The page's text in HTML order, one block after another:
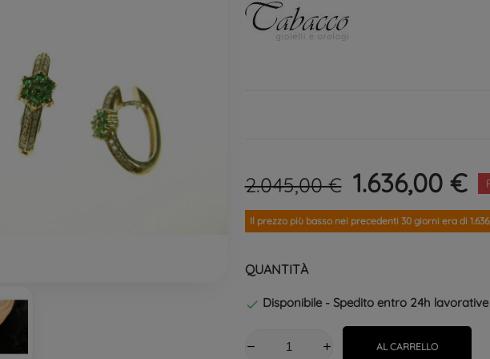
2.045,00 € 1.636,00 €
Il prezzo più basso nei precedenti 30 giorni era di
QUANTITÀ
 Disponibile - Spedito entro 24h lavorative
AL CARRELLO